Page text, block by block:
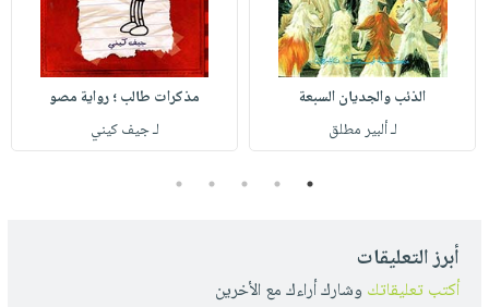
الذئب والجديان السبعة
لـ ألبير مطلق
مذكرات طالب ؛ رواية مصو
لـ جيف كيني
1
2
3
4
5
أبرز التعليقات
أكتب تعليقاتك وشارك أراءك مع الأخرين